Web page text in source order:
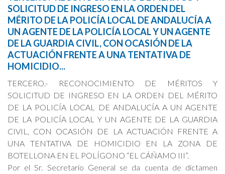
SOLICITUD DE INGRESO EN LA ORDEN DEL
MÉRITO DE LA POLICÍA LOCAL DE ANDALUCÍA A
UN AGENTE DE LA POLICÍA LOCAL Y UN AGENTE
DE LA GUARDIA CIVIL, CON OCASIÓN DE LA
ACTUACIÓN FRENTE A UNA TENTATIVA DE
HOMICIDIO...
TERCERO.- RECONOCIMIENTO DE MÉRITOS Y
SOLICITUD DE INGRESO EN LA ORDEN DEL MÉRITO
DE LA POLICÍA LOCAL DE ANDALUCÍA A UN AGENTE
DE LA POLICÍA LOCAL Y UN AGENTE DE LA GUARDIA
CIVIL, CON OCASIÓN DE LA ACTUACIÓN FRENTE A
UNA TENTATIVA DE HOMICIDIO EN LA ZONA DE
BOTELLONA EN EL POLÍGONO “EL CÁÑAMO III”.
Por el Sr. Secretario General se da cuenta de dictamen
Cookies Policy